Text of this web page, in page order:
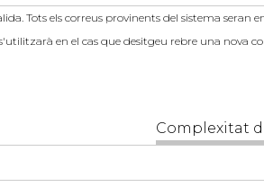
Tots els correus provinents del sistema seran
en el cas que desitgeu rebre una nova
Complexitat